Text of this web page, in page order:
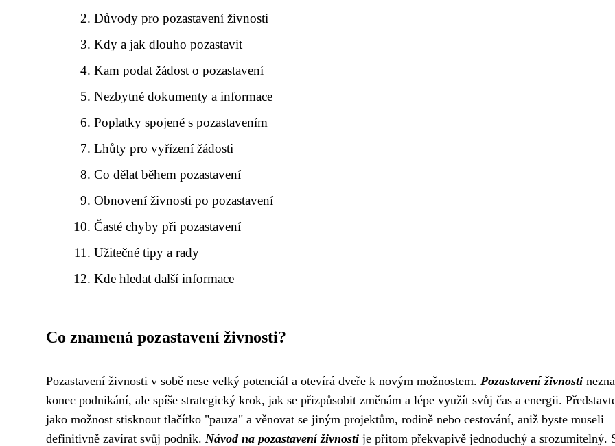
Důvody pro pozastavení živnosti
Kdy a jak dlouho pozastavit
Kam podat žádost o pozastavení
Nezbytné dokumenty a informace
Poplatky spojené s pozastavením
Lhůty pro vyřízení žádosti
Co dělat během pozastavení
Obnovení živnosti po pozastavení
Časté chyby při pozastavení
Užitečné tipy a rady
Kde hledat další informace
Co znamená pozastavení živnosti?
Pozastavení živnosti v sobě nese velký potenciál a otevírá dveře k novým možnostem. Pozastavení živnosti
konec podnikání, ale spíše strategický krok, jak se přizpůsobit změnám a lépe využít svůj čas a energii.
jako možnost stisknout tlačítko "pauza" a věnovat se jiným projektům, rodině nebo cestování, aniž byste museli
definitivně zavírat svůj podnik. Návod na pozastavení živnosti je přitom překvapivě jednoduchý a srozumitelný.